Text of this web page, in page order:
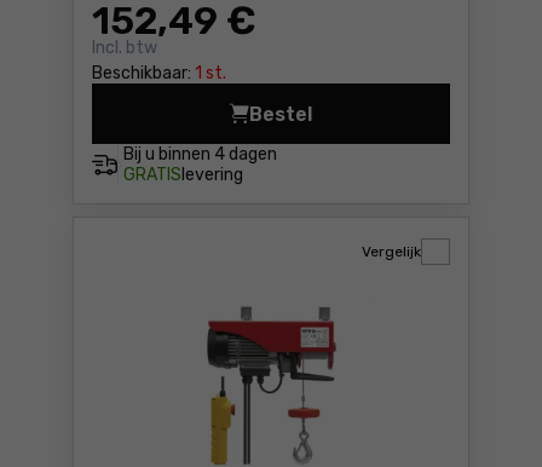
152,49 €
Incl. btw
Beschikbaar: 1 st.
Bij u binnen 4 dagen
GRATIS levering
Bestel
Elektrische takel Yato YT-
Vergelijk